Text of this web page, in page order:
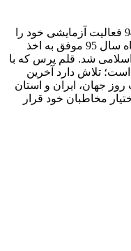
پایگاه خبری قلم پرس از دی ماه سال 94 فعالیت آزمایشی خود را
آغاز کرد و پس از آن در 13 اردیبهشت ماه سال 95 موفق به اخذ
شد. قلم پرس که با
فعالیت است؛ تلاش دارد آخرین
روز جهان، ایران و استان
مخاطبان خود قرار